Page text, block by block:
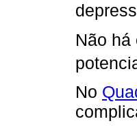
Não
No